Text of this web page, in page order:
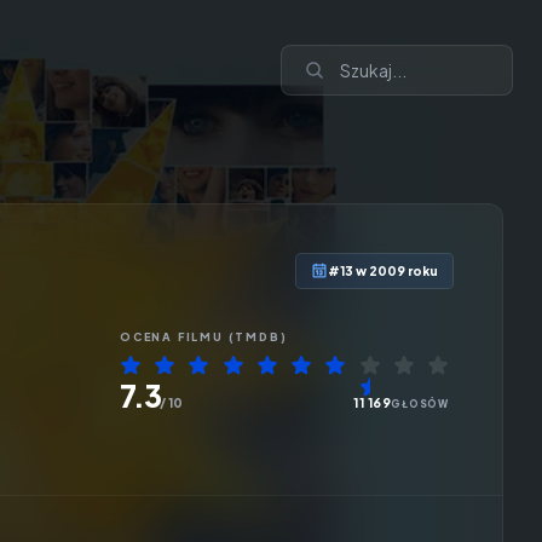
#13 w 2009 roku
OCENA FILMU (TMDB)
7.3/ 10 11 169GŁOSÓW